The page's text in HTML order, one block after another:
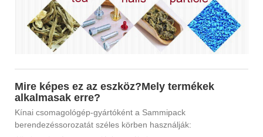
Mire képes ez az eszköz?Mely termékek
alkalmasak erre?
Kínai csomagológép-gyártóként a Sammipack
berendezéssorozatát széles körben használják: